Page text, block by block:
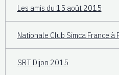
Les amis du 15 août 2015
Nationale Club Simca France à
SRT Dijon 2015